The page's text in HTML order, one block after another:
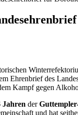
Ehrenbrief des
Kampf gegen
Jahren der
und hat